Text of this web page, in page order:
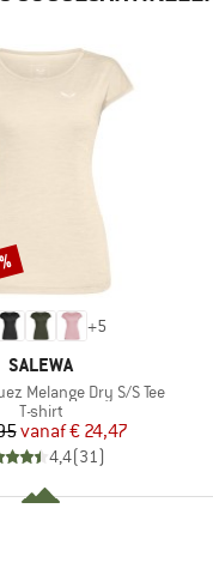
+5
MERK
SALEWA
Melange Dry S/S Tee
Productgroep
T-shirt
Prijs
Verlaagde prijs
vanaf€ 24,47
4,4(31)